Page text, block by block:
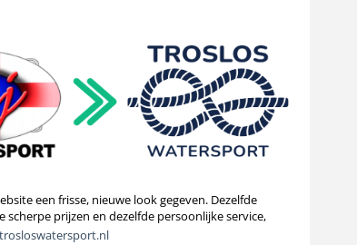
een frisse, nieuwe look gegeven. Dezelfde
scherpe prijzen en dezelfde persoonlijke service,